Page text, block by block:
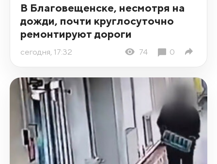
В Благовещенске, несмотря на
дожди, почти круглосуточно
ремонтируют дороги
сегодня, 17:32 74 0